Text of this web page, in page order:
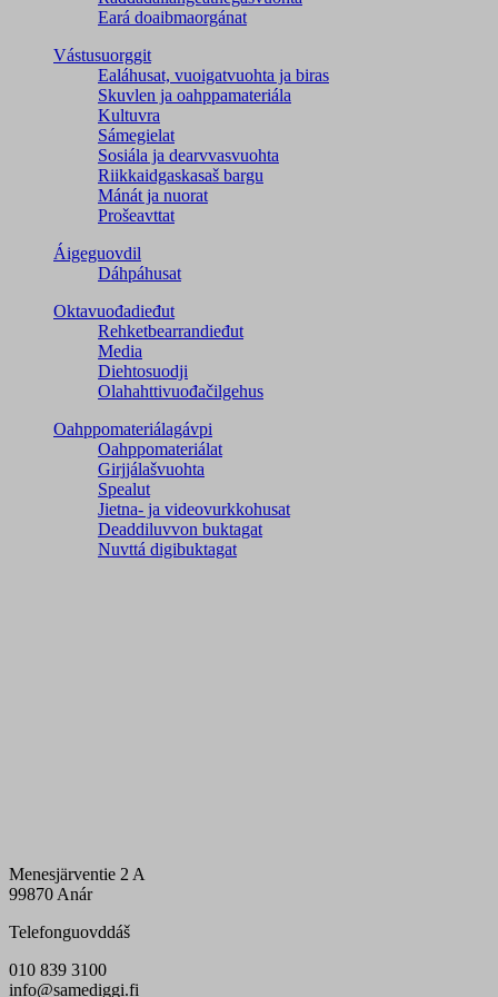
Eará doaibmaorgánat
Vástusuorggit
Ealáhusat, vuoigatvuohta ja biras
Skuvlen ja oahppamateriála
Kultuvra
Sámegielat
Sosiála ja dearvvasvuohta
Riikkaidgaskasaš bargu
Mánát ja nuorat
Prošeavttat
Áigeguovdil
Dáhpáhusat
Oktavuođadieđut
Rehketbearrandieđut
Media
Diehtosuodji
Olahahttivuođačilgehus
Oahppomateriálagávpi
Oahppomateriálat
Girjjálašvuohta
Spealut
Jietna- ja videovurkkohusat
Deaddiluvvon buktagat
Nuvttá digibuktagat
Menesjärventie 2 A
99870 Anár
Telefonguovddáš
010 839 3100
info@samediggi.fi